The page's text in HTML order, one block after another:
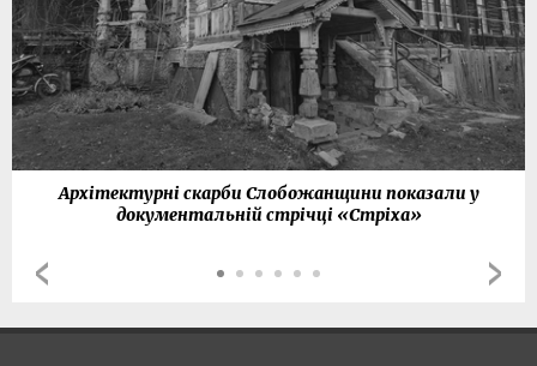
Архітектурні скарби Слобожанщини показали у
документальній стрічці «Стріха»